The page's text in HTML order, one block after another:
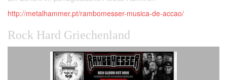
http://metalhammer.pt/rambomesser-musica-de-accao/
Rock Hard Griechenland